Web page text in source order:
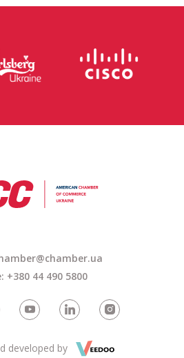
+380 44 490 5800
developed by